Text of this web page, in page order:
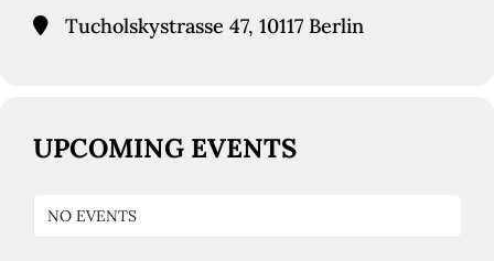
Tucholskystrasse 47, 10117 Berlin
UPCOMING EVENTS
NO EVENTS